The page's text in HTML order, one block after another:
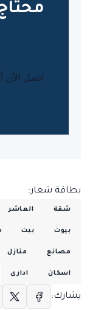
اتصل
بطاقة شعار:
شقة العاشر
بيوت بيت
مصانع منازل
اسكان ادارى
يشارك: